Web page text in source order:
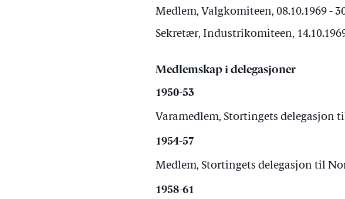
Medlem, Valgkomiteen, 08.10.1969 -
Sekretær, Industrikomiteen,
Medlemskap i delegasjoner
1950-53
Varamedlem, Stortingets delegasjon
1954-57
Medlem, Stortingets delegasjon til
1958-61